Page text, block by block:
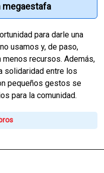
megaestafa
para darle una
usamos y, de paso,
menos recursos. Además,
solidaridad entre los
pequeños gestos se
para la comunidad.